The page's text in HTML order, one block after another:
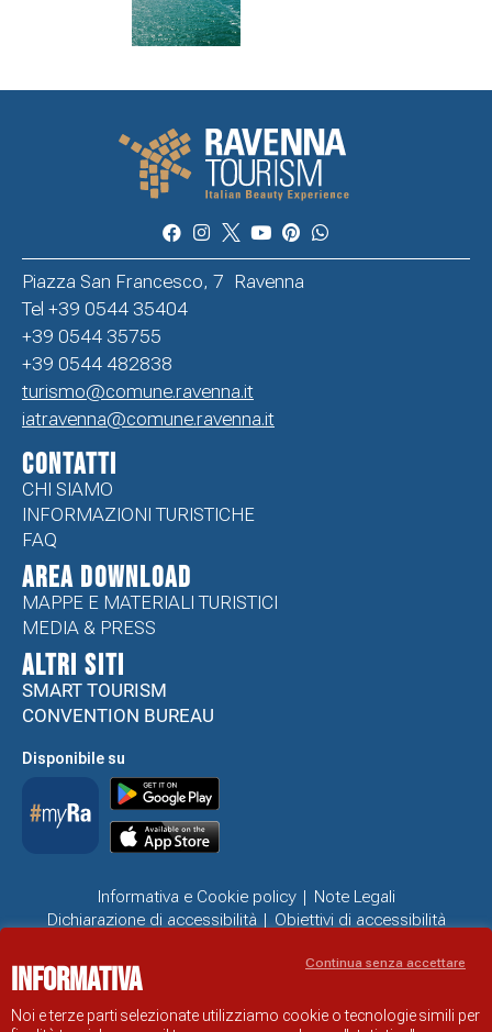
Piazza San Francesco, 7 Ravenna
Tel +39 0544 35404
+39 0544 35755
+39 0544 482838
turismo@comune.ravenna.it
iatravenna@comune.ravenna.it
CONTATTI
CHI SIAMO
INFORMAZIONI TURISTICHE
FAQ
Area Download
MAPPE E MATERIALI TURISTICI
MEDIA & PRESS
ALTRI SITI
SMART TOURISM
CONVENTION BUREAU
Disponibile su
Informativa e Cookie policy
Note Legali
Dichiarazione di accessibilità
Obiettivi di accessibilità
SITO UFFICIALE DI INFORMAZIONE TURISTICA DI RAVENNA
Informativa
Noi e terze parti selezionate utilizziamo cookie o tecnologie simili per
Continua senza accettare